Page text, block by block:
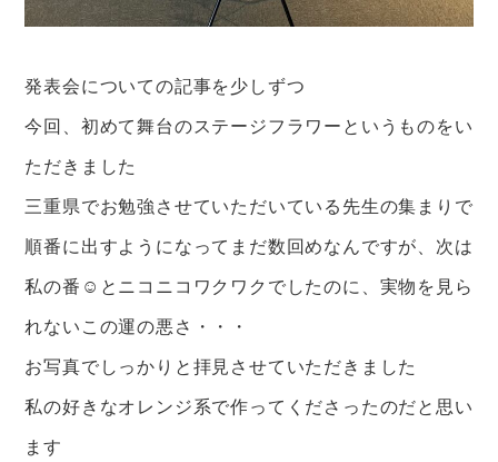
発表会についての記事を少しずつ
今回、初めて舞台のステージフラワーというものをい
ただきました
三重県でお勉強させていただいている先生の集まりで
順番に出すようになってまだ数回めなんですが、次は
私の番☺︎とニコニコワクワクでしたのに、実物を見ら
れないこの運の悪さ・・・
お写真でしっかりと拝見させていただきました
私の好きなオレンジ系で作ってくださったのだと思い
ます